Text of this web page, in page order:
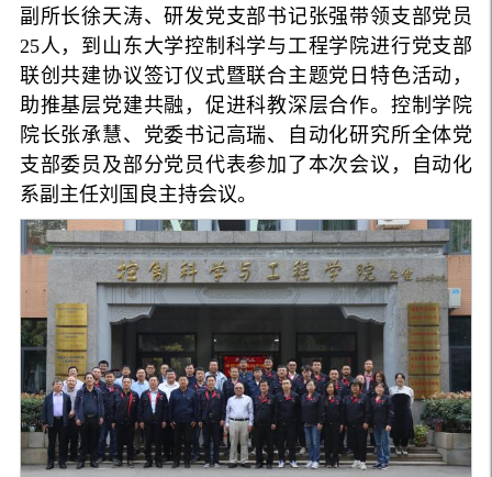
副所长徐天涛、研发党支部书记张强带领支部党员
25人，到山东大学控制科学与工程学院进行党支部
联创共建协议签订仪式暨联合主题党日特色活动，
助推基层党建共融，促进科教深层合作。控制学院
院长张承慧、党委书记高瑞、自动化研究所全体党
支部委员及部分党员代表参加了本次会议，自动化
系副主任刘国良主持会议。